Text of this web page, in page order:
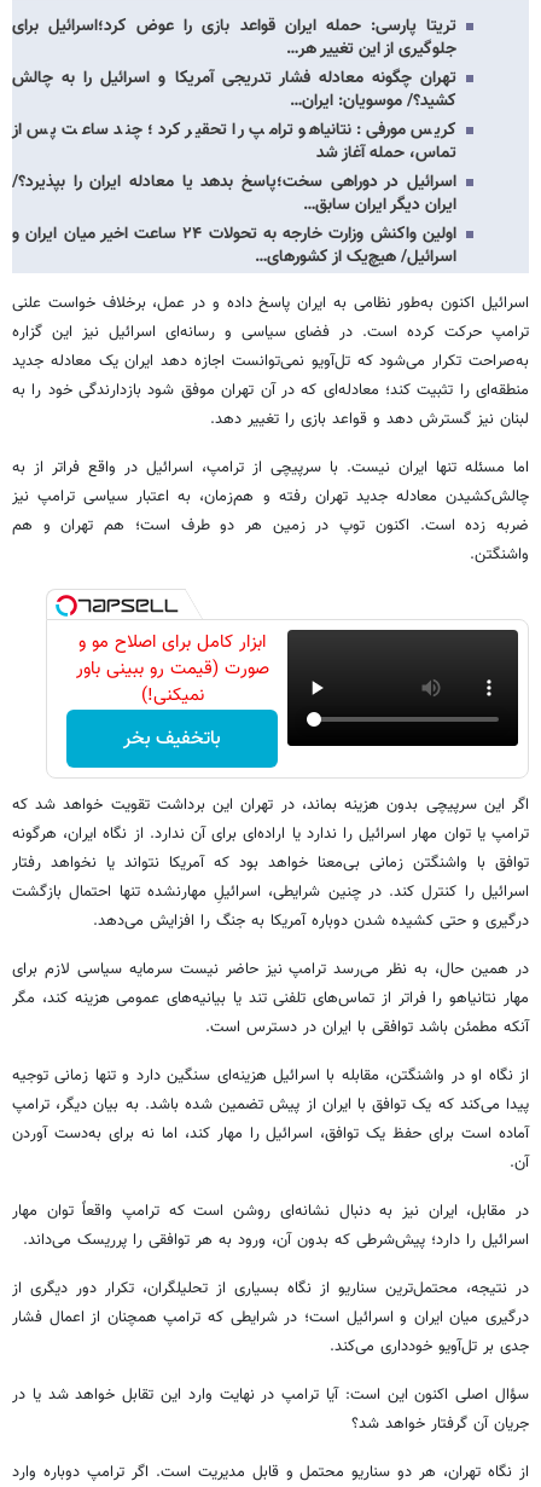
تریتا پارسی: حمله ایران قواعد بازی را عوض کرد؛اسرائیل برای
جلوگیری از این تغییر هر…
تهران چگونه معادله فشار تدریجی آمریکا و اسرائیل را به چالش
کشید؟/ موسویان: ایران…
کریس مورفی: نتانیاهو ترامپ را تحقیر کرد؛ چند ساعت پس از
تماس، حمله آغاز شد
اسرائیل در دوراهی سخت؛پاسخ بدهد یا معادله ایران را بپذیرد؟/
ایران دیگر ایران سابق…
اولین واکنش وزارت خارجه به تحولات ۲۴ ساعت اخیر میان ایران و
اسرائیل/ هیچ‌یک از کشورهای…
اسرائیل اکنون به‌طور نظامی به ایران پاسخ داده و در عمل، برخلاف خواست علنی
ترامپ حرکت کرده است. در فضای سیاسی و رسانه‌ای اسرائیل نیز این گزاره
به‌صراحت تکرار می‌شود که تل‌آویو نمی‌توانست اجازه دهد ایران یک معادله جدید
منطقه‌ای را تثبیت کند؛ معادله‌ای که در آن تهران موفق شود بازدارندگی خود را به
لبنان نیز گسترش دهد و قواعد بازی را تغییر دهد.
اما مسئله تنها ایران نیست. با سرپیچی از ترامپ، اسرائیل در واقع فراتر از به
چالش‌کشیدن معادله جدید تهران رفته و هم‌زمان، به اعتبار سیاسی ترامپ نیز
ضربه زده است. اکنون توپ در زمین هر دو طرف است؛ هم تهران و هم
واشنگتن.
ابزار کامل برای اصلاح مو و
صورت (قیمت رو ببینی باور
نمیکنی!)
باتخفیف بخر
اگر این سرپیچی بدون هزینه بماند، در تهران این برداشت تقویت خواهد شد که
ترامپ یا توان مهار اسرائیل را ندارد یا اراده‌ای برای آن ندارد. از نگاه ایران، هرگونه
توافق با واشنگتن زمانی بی‌معنا خواهد بود که آمریکا نتواند یا نخواهد رفتار
اسرائیل را کنترل کند. در چنین شرایطی، اسرائیلِ مهارنشده تنها احتمال بازگشت
درگیری و حتی کشیده شدن دوباره آمریکا به جنگ را افزایش می‌دهد.
در همین حال، به نظر می‌رسد ترامپ نیز حاضر نیست سرمایه سیاسی لازم برای
مهار نتانیاهو را فراتر از تماس‌های تلفنی تند یا بیانیه‌های عمومی هزینه کند، مگر
آنکه مطمئن باشد توافقی با ایران در دسترس است.
از نگاه او در واشنگتن، مقابله با اسرائیل هزینه‌ای سنگین دارد و تنها زمانی توجیه
پیدا می‌کند که یک توافق با ایران از پیش تضمین شده باشد. به بیان دیگر، ترامپ
آماده است برای حفظ یک توافق، اسرائیل را مهار کند، اما نه برای به‌دست آوردن
آن.
در مقابل، ایران نیز به دنبال نشانه‌ای روشن است که ترامپ واقعاً توان مهار
اسرائیل را دارد؛ پیش‌شرطی که بدون آن، ورود به هر توافقی را پرریسک می‌داند.
در نتیجه، محتمل‌ترین سناریو از نگاه بسیاری از تحلیلگران، تکرار دور دیگری از
درگیری میان ایران و اسرائیل است؛ در شرایطی که ترامپ همچنان از اعمال فشار
جدی بر تل‌آویو خودداری می‌کند.
سؤال اصلی اکنون این است: آیا ترامپ در نهایت وارد این تقابل خواهد شد یا در
جریان آن گرفتار خواهد شد؟
از نگاه تهران، هر دو سناریو محتمل و قابل مدیریت است. اگر ترامپ دوباره وارد